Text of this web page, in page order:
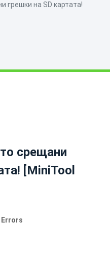
грешки на SD картата!
срещани
[MiniTool
Errors